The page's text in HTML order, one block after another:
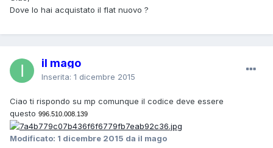
Dove lo hai acquistato il flat nuovo ?
il mago
Inserita: 1 dicembre 2015
Ciao ti rispondo su mp comunque il codice deve essere
questo 996.510.008.139
Modificato: 1 dicembre 2015 da il mago